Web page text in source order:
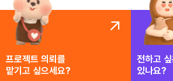
프로젝트 의뢰를
맡기고 싶으세요?
전하고 싶
있나요?